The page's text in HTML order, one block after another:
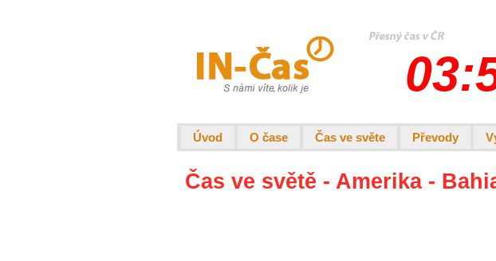
Úvod O čase Čas ve světe Převody
Čas ve světě - Amerika -